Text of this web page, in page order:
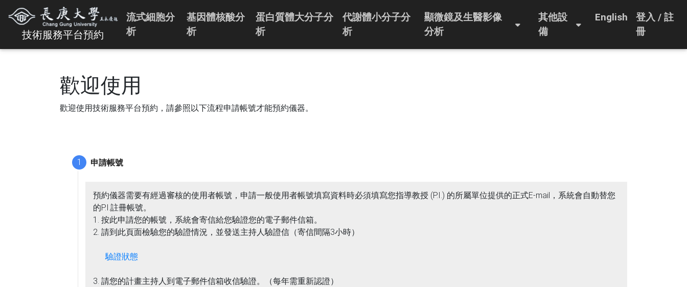
技術服務平台預約
流式細胞分
析
基因體核酸分
析
蛋白質體大分子分
析
代謝體小分子分
析
顯微鏡及生醫影像
分析
其他設
備
English
登入 / 註
冊
歡迎使用
歡迎使用技術服務平台預約，請參照以下流程申請帳號才能預約儀器。
1 申請帳號
預約儀器需要有經過審核的使用者帳號，申請一般使用者帳號填寫資料時必須填寫您指導教授 (P.I.) 的所屬單位提供的正式E-mail，系統會自動替您
的P.I.註冊帳號。
1. 按此申請您的帳號，系統會寄信給您驗證您的電子郵件信箱。
2. 請到此頁面檢驗您的驗證情況，並發送主持人驗證信（寄信間隔3小時）
驗證狀態
3. 請您的計畫主持人到電子郵件信箱收信驗證。（每年需重新認證）